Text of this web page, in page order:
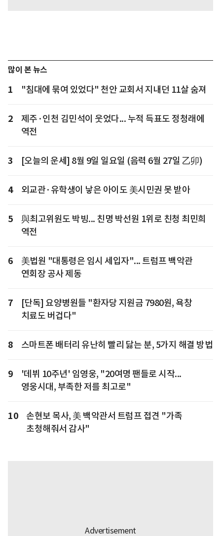
많이 본 뉴스
1 "침대에 묶여 있었다" 천안 교회서 지내던 11살 숨져
2
제주·인천 김민석이 웃었다... 누적 득표도 정청래에
역전
3 [오늘의 운세] 8월 9일 일요일 (음력 6월 27일 乙卯)
4 외교관·유학생이 낳은 아이도 美시민권 못 받아
5
與최고위원도 박빙... 친명 박선원 1위로 친청 최민희
역전
6
美법원 "대통령은 임시 세입자"... 트럼프 백악관
연회장 공사 제동
7
[단독] 요양병원들 "환자당 지원금 7980원, 욕창
치료도 버겁다"
8 스마트폰 배터리 유난히 빨리 닳는 분, 5가지 해결 방법
9
'데뷔 10주년' 임영웅, "20여명 팬들로 시작...
영웅시대, 부족한 저를 최고로"
10
손현보 목사, 美 백악관서 트럼프 접견 "가족
초청해줘서 감사"